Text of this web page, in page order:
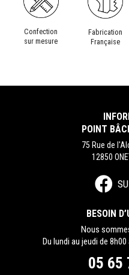
Confection
sur mesure
Fabrication
Française
POINT
75 Rue de
12850
BESOIN
Nous
Du lundi au jeudi de
05 65